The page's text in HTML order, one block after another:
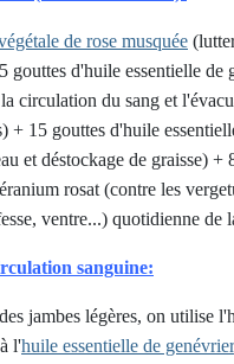
de rose musquée
gouttes d'huile essentielle de
circulation du sang et
+ 15 gouttes d'huile
et déstockage de graisse) +
rosat (contre les
ventre...) quotidienne de
sanguine:
jambes légères, on utilise
l'huile essentielle de genévrier